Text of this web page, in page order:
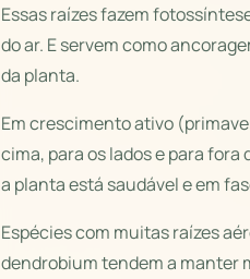
Essas raízes fazem
do ar. E servem como
da planta.
Em crescimento ativo
cima, para os lados e para
a planta está saudável e em
Espécies com muitas raízes
dendrobium tendem a manter